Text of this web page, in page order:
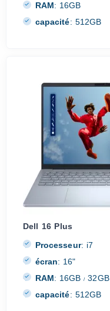
RAM: 16GB
capacité: 512GB
Dell 16 Plus
Processeur: i7
écran: 16"
RAM: 16GB/ 32GB
capacité: 512GB